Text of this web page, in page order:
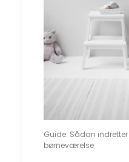
Guide: Sådan
børneværelse